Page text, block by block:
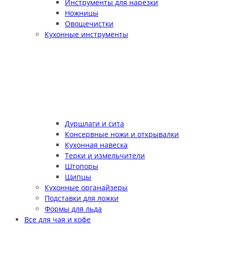
Инструменты для нарезки
Ножницы
Овощечистки
Кухонные инструменты
Дуршлаги и сита
Консервные ножи и открывалки
Кухонная навеска
Терки и измельчители
Штопоры
Щипцы
Кухонные органайзеры
Подставки для ложки
Формы для льда
Все для чая и кофе